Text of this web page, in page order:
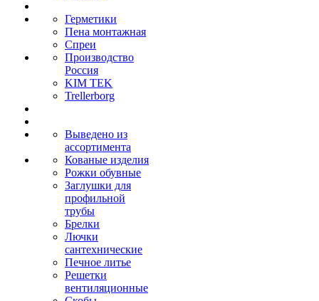
Герметики
Пена монтажная
Спреи
Производство
Россия
KIM TEK
Trellerborg
Выведено из
ассортимента
Кованые изделия
Рожки обувные
Заглушки для
профильной
трубы
Брелки
Лючки
сантехнические
Печное литье
Решетки
вентиляционные